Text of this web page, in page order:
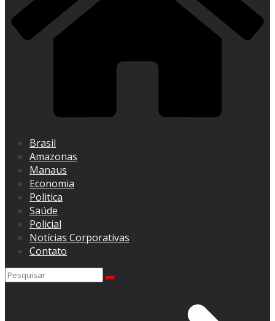
Brasil
Amazonas
Manaus
Economia
Politica
Saúde
Policial
Notícias Corporativas
Contato